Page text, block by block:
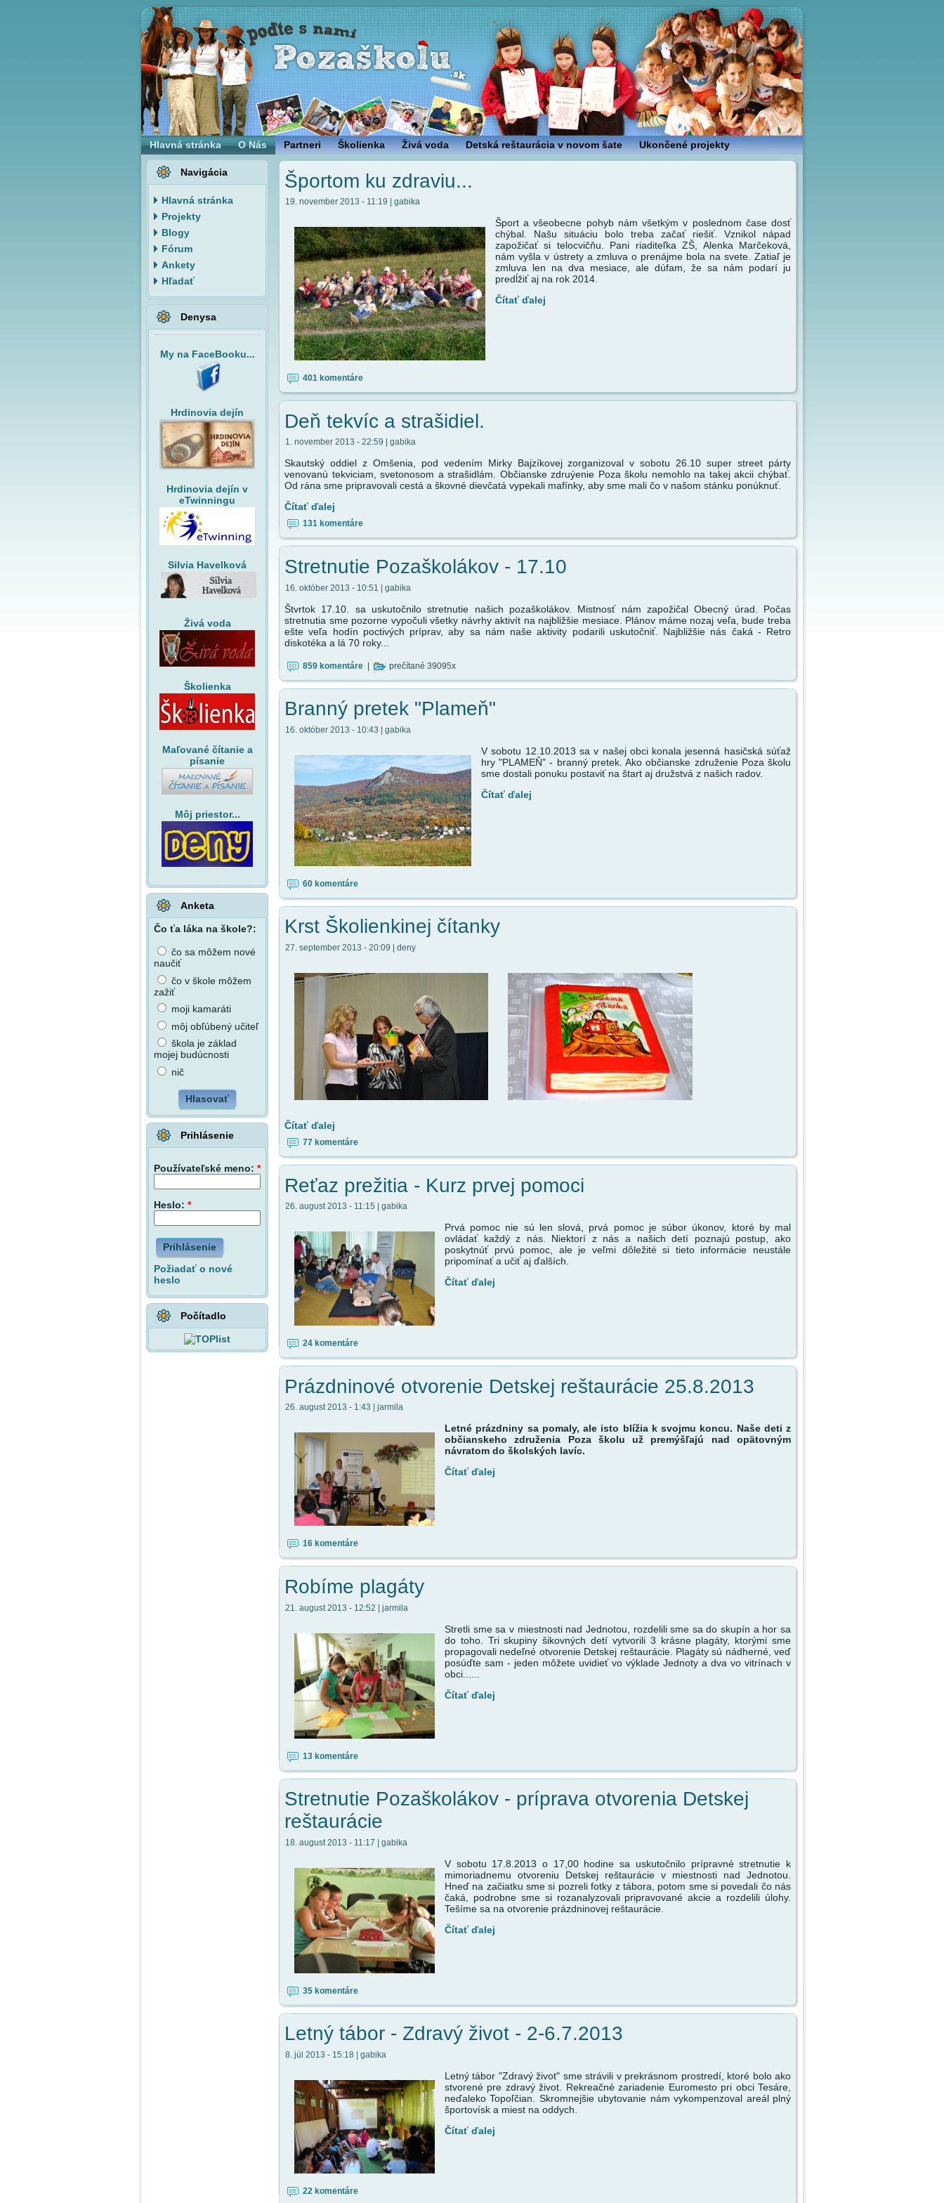
Hlavná stránka O Nás Partneri Školienka Živá voda Detská reštaurácia v novom šate Ukončené projekty
Navigácia
Hlavná stránka
Projekty
Blogy
Fórum
Ankety
Hľadať
Denysa
My na FaceBooku...
Hrdinovia dejín
Hrdinovia dejín v
eTwinningu
Silvia Havelková
Živá voda
Školienka
Maľované čítanie a
písanie
Môj priestor...
Anketa
Čo ťa láka na škole?:
čo sa môžem nové
naučiť
čo v škole môžem
zažiť
moji kamaráti
môj obľúbený učiteľ
škola je základ
mojej budúcnosti
nič
Hlasovať
Prihlásenie
Používateľské meno: *
Heslo: *
Prihlásenie
Požiadať o nové
heslo
Počítadlo
Športom ku zdraviu...
19. november 2013 - 11:19 | gabika
Šport a všeobecne pohyb nám všetkým v poslednom čase dosť
chýbal. Našu situáciu bolo treba začať riešiť. Vznikol nápad
zapožičať si telocvičňu. Pani riaditeľka ZŠ, Alenka Marčeková,
nám vyšla v ústrety a zmluva o prenájme bola na svete. Zatiaľ je
zmluva len na dva mesiace, ale dúfam, že sa nám podarí ju
predĺžiť aj na rok 2014.
Čítať ďalej
401 komentáre
Deň tekvíc a strašidiel.
1. november 2013 - 22:59 | gabika
Skautský oddiel z Omšenia, pod vedením Mirky Bajzíkovej zorganizoval v sobotu 26.10 super street párty
venovanú tekviciam, svetonosom a strašidlám. Občianske zdruýenie Poza školu nemohlo na takej akcii chýbať.
Od rána sme pripravovali cestá a škovné dievčatá vypekali mafínky, aby sme mali čo v našom stánku ponúknuť.
Čítať ďalej
131 komentáre
Stretnutie Pozaškolákov - 17.10
16. október 2013 - 10:51 | gabika
Štvrtok 17.10. sa uskutočnilo stretnutie našich pozaškolákov. Mistnosť nám zapožičal Obecný úrad. Počas
stretnutia sme pozorne vypočuli všetky návrhy aktivít na najbližšie mesiace. Plánov máme nozaj veľa, bude treba
ešte veľa hodín poctivých príprav, aby sa nám naše aktivity podarili uskutočniť. Najbližšie nás čaká - Retro
diskotéka a lá 70 roky...
859 komentáre | prečítané 39095x
Branný pretek "Plameň"
16. október 2013 - 10:43 | gabika
V sobotu 12.10.2013 sa v našej obci konala jesenná hasičská súťaž
hry "PLAMEŇ" - branný pretek. Ako občianske združenie Poza školu
sme dostali ponuku postaviť na štart aj družstvá z našich radov.
Čítať ďalej
60 komentáre
Krst Školienkinej čítanky
27. september 2013 - 20:09 | deny
Čítať ďalej
77 komentáre
Reťaz prežitia - Kurz prvej pomoci
26. august 2013 - 11:15 | gabika
Prvá pomoc nie sú len slová, prvá pomoc je súbor úkonov, ktoré by mal
ovládať každý z nás. Niektorí z nás a našich detí poznajú postup, ako
poskytnúť prvú pomoc, ale je veľmi dôležité si tieto informácie neustále
pripomínať a učiť aj ďalších.
Čítať ďalej
24 komentáre
Prázdninové otvorenie Detskej reštaurácie 25.8.2013
26. august 2013 - 1:43 | jarmila
Letné prázdniny sa pomaly, ale isto blížia k svojmu koncu. Naše deti z
občianskeho združenia Poza školu už premýšľajú nad opätovným
návratom do školských lavíc.
Čítať ďalej
16 komentáre
Robíme plagáty
21. august 2013 - 12:52 | jarmila
Stretli sme sa v miestnosti nad Jednotou, rozdelili sme sa do skupín a hor sa
do toho. Tri skupiny šikovných detí vytvorili 3 krásne plagáty, ktorými sme
propagovali nedeľné otvorenie Detskej reštaurácie. Plagáty sú nádherné, veď
posúďte sam - jeden môžete uvidieť vo výklade Jednoty a dva vo vitrínach v
obci......
Čítať ďalej
13 komentáre
Stretnutie Pozaškolákov - príprava otvorenia Detskej
reštaurácie
18. august 2013 - 11:17 | gabika
V sobotu 17.8.2013 o 17,00 hodine sa uskutočnilo prípravné stretnutie k
mimoriadnemu otvoreniu Detskej reštaurácie v miestnosti nad Jednotou.
Hneď na začiatku sme si pozreli fotky z tábora, potom sme si povedali čo nás
čaká, podrobne sme si rozanalyzovali pripravované akcie a rozdelili úlohy.
Tešíme sa na otvorenie prázdninovej reštaurácie.
Čítať ďalej
35 komentáre
Letný tábor - Zdravý život - 2-6.7.2013
8. júl 2013 - 15:18 | gabika
Letný tábor "Zdravý život" sme strávili v prekrásnom prostredí, ktoré bolo ako
stvorené pre zdravý život. Rekreačné zariadenie Euromesto pri obci Tesáre,
neďaleko Topoľčian. Skromnejšie ubytovanie nám vykompenzoval areál plný
športovísk a miest na oddych.
Čítať ďalej
22 komentáre